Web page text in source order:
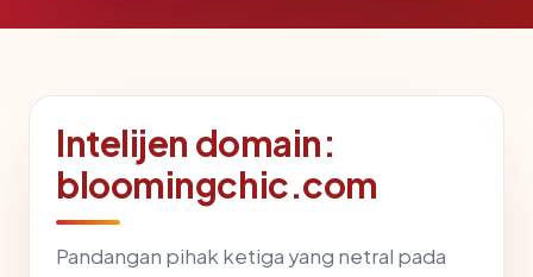
Intelijen domain:
bloomingchic.com
Pandangan pihak ketiga yang netral pada